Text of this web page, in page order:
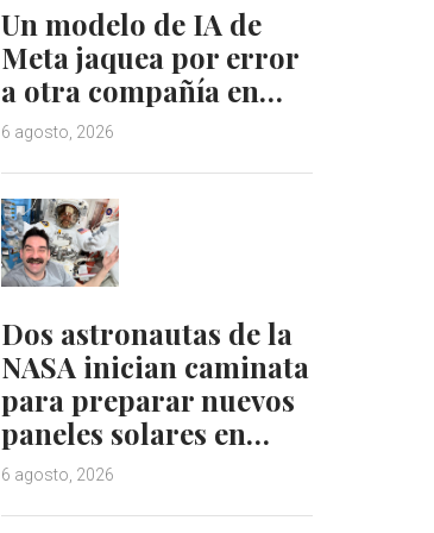
Un modelo de IA de
Meta jaquea por error
a otra compañía en…
6 agosto, 2026
Dos astronautas de la
NASA inician caminata
para preparar nuevos
paneles solares en…
6 agosto, 2026